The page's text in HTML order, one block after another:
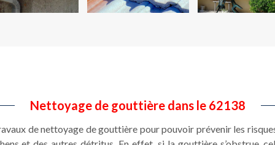
Nettoyage de gouttière dans le 62138
de nettoyage de gouttière pour pouvoir prévenir les